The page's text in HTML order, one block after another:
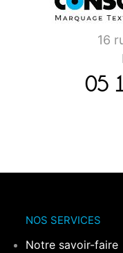
16
05
NOS SERVICES
Notre savoir-faire